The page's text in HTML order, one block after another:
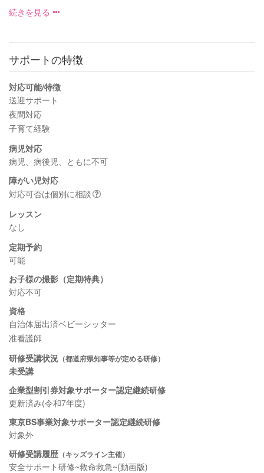
続きを見る
サポートの特徴
対応可能/特徴
送迎サポート
夜間対応
子育て経験
病児対応
病児、病後児、ともに不可
障がい児対応
対応可否は個別に相談
レッスン
なし
定期予約
可能
お子様の撮影（定期特典）
対応不可
資格
自治体届出済ベビーシッター
准看護師
研修受講状況 （都道府県知事等が定める研修）
未受講
企業型割引券対象サポーター認定継続研修
更新済み(令和7年度)
東京BS事業対象サポーター認定継続研修
対象外
研修受講履歴 （キッズライン主催）
安全サポート研修~救命救急~(動画版)